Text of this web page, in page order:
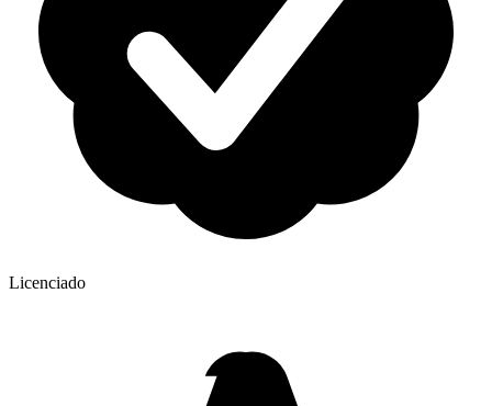
Licenciado